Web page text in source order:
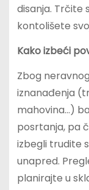
disanja. Trčite
kontolišete
Kako izbeći
Zbog
iznanađenja
mahovina…)
posrtanja, pa
izbegli trudite
unapred.
planirajte u